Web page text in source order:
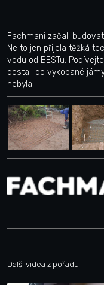
Fachmani začali
Ne to jen přijela těžká
vodu od BESTu.
dostali do vykopané
nebyla.
Další videa z pořadu